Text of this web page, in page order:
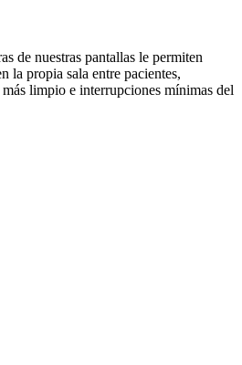
de nuestras pantallas le permiten
la propia sala entre pacientes,
limpio e interrupciones mínimas del